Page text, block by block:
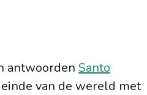
antwoorden Santo
van de wereld met